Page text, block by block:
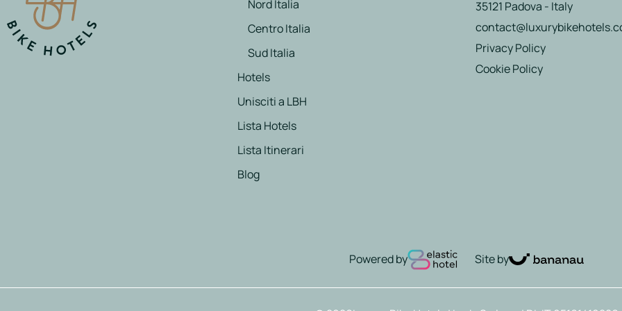
Nord Italia
Centro Italia
Sud Italia
Hotels
Unisciti a LBH
Lista Hotels
Lista Itinerari
Blog
35121 Padova - Italy
Privacy Policy
Cookie Policy
Powered by Site by